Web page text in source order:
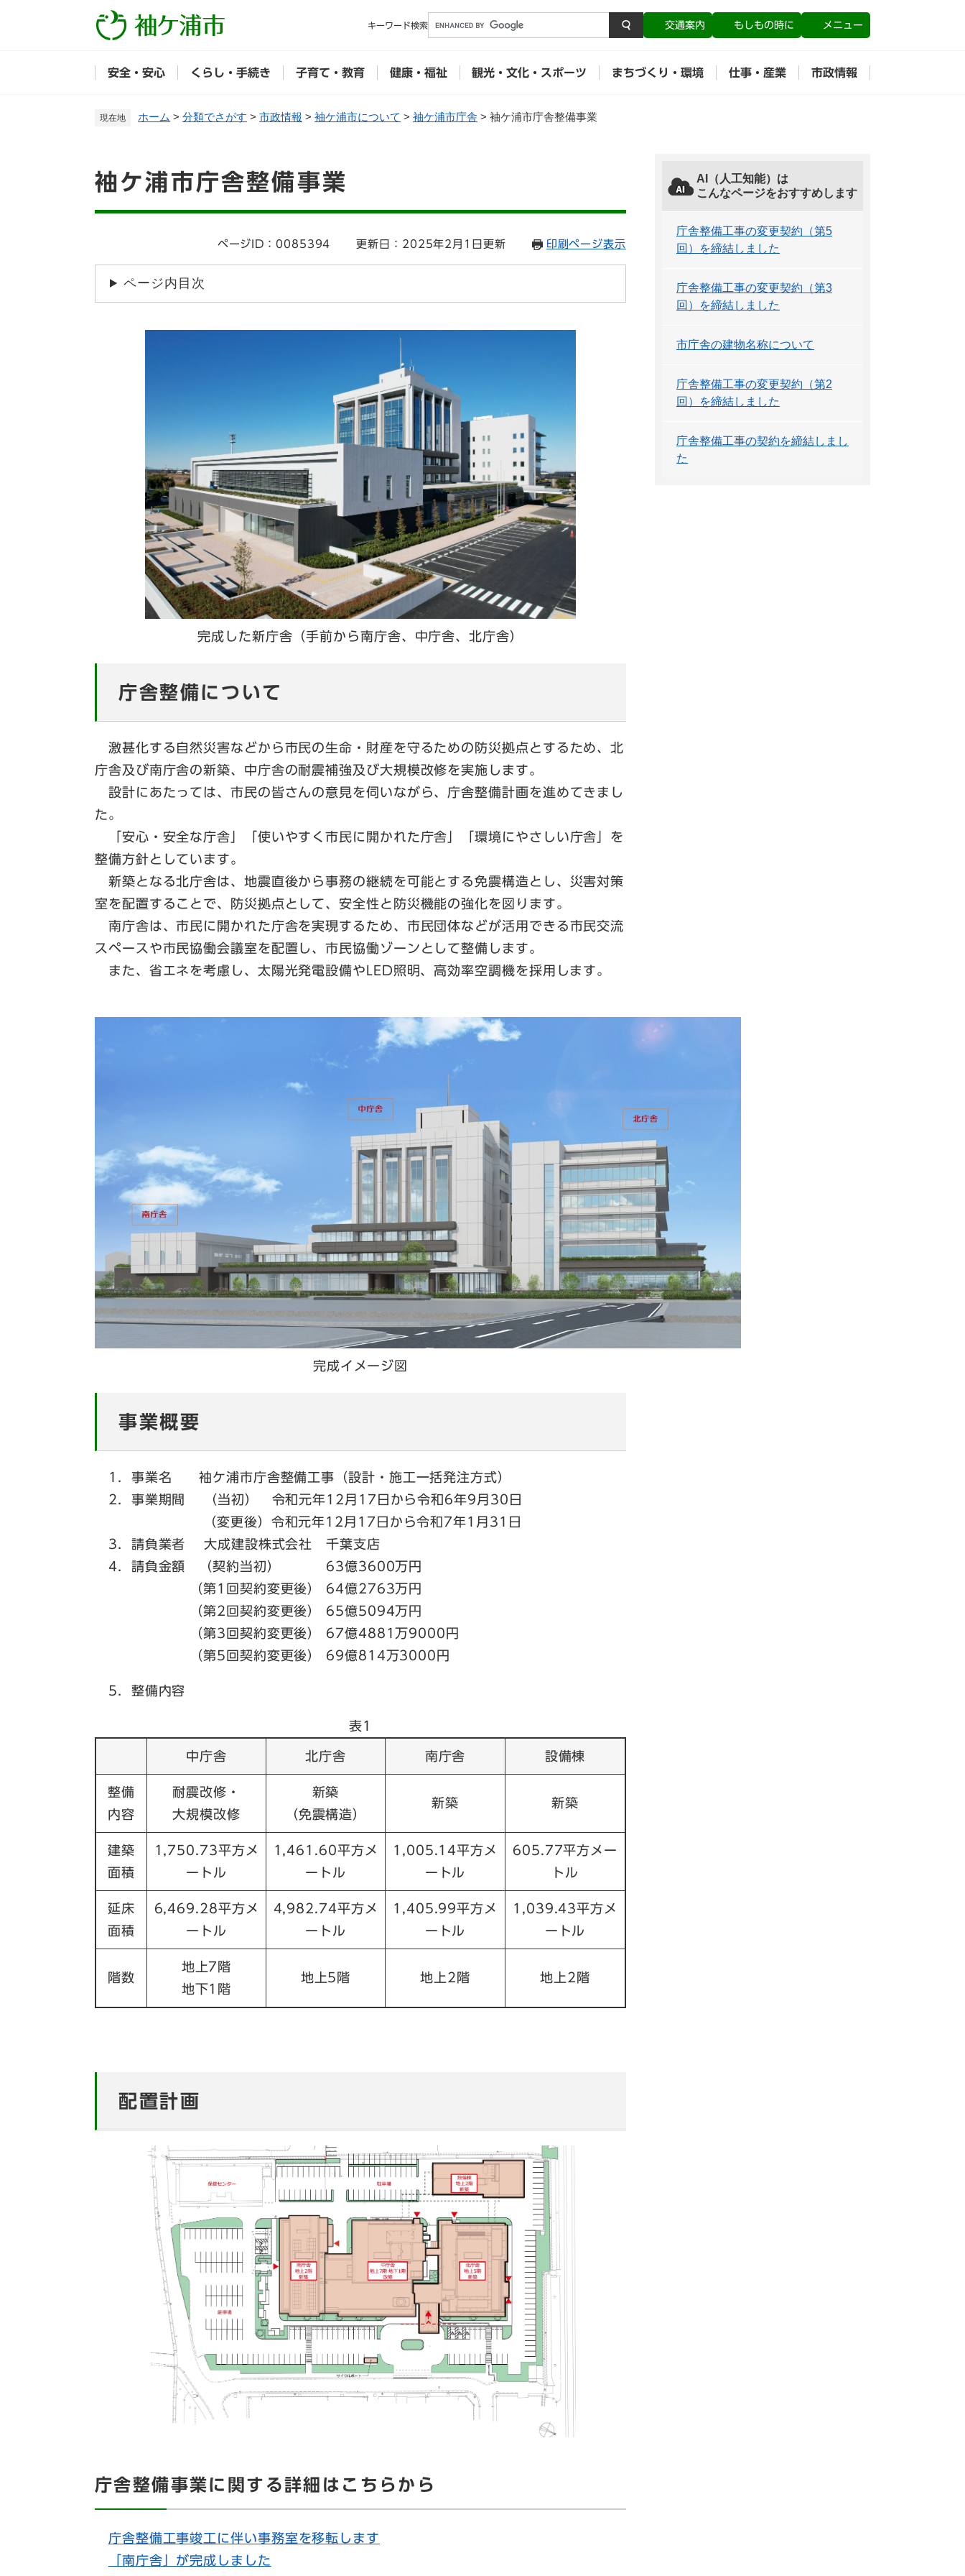
メニューを飛ばして本文へ
キーワード検索 交通案内 もしもの時に メニュー
安全・安心 くらし・手続き 子育て・教育 健康・福祉 観光・文化・スポーツ まちづくり・環境 仕事・産業 市政情報
現在地 ホーム > 分類でさがす > 市政情報 > 袖ケ浦市について > 袖ケ浦市庁舎 > 袖ケ浦市庁舎整備事業
文
袖ケ浦市庁舎整備事業
ページID：0085394 更新日：2025年2月1日更新 印刷ページ表示
ページ内目次
完成した新庁舎（手前から南庁舎、中庁舎、北庁舎）
庁舎整備について
激甚化する自然災害などから市民の生命・財産を守るための防災拠点とするため、北
庁舎及び南庁舎の新築、中庁舎の耐震補強及び大規模改修を実施します。
設計にあたっては、市民の皆さんの意見を伺いながら、庁舎整備計画を進めてきまし
た。
「安心・安全な庁舎」「使いやすく市民に開かれた庁舎」「環境にやさしい庁舎」を
整備方針としています。
新築となる北庁舎は、地震直後から事務の継続を可能とする免震構造とし、災害対策
室を配置することで、防災拠点として、安全性と防災機能の強化を図ります。
南庁舎は、市民に開かれた庁舎を実現するため、市民団体などが活用できる市民交流
スペースや市民協働会議室を配置し、市民協働ゾーンとして整備します。
また、省エネを考慮し、太陽光発電設備やLED照明、高効率空調機を採用します。
​完成イメージ図
事業概要
1．事業名 袖ケ浦市庁舎整備工事（設計・施工一括発注方式）
2．事業期間 （当初） 令和元年12月17日から令和6年9月30日
（変更後）令和元年12月17日から令和7年1月31日
3．請負業者 大成建設株式会社 千葉支店
4．請負金額 （契約当初） 63億3600万円
（第1回契約変更後） 64億2763万円
（第2回契約変更後） 65億5094万円
（第3回契約変更後） 67億4881万9000円
（第5回契約変更後） 69億814万3000円
5．整備内容
表1
中庁舎 北庁舎 南庁舎 設備棟
整備
内容
耐震改修・
大規模改修
新築
（免震構造）
新築 新築
建築
面積
1,750.73平方メ
ートル
1,461.60平方メ
ートル
1,005.14平方メ
ートル
605.77平方メー
トル
延床
面積
6,469.28平方メ
ートル
4,982.74平方メ
ートル
1,405.99平方メ
ートル
1,039.43平方メ
ートル
階数
地上7階
地下1階
地上5階 地上2階 地上2階
配置計画
庁舎整備事業に関する詳細はこちらから
庁舎整備工事竣工に伴い事務室を移転します
「南庁舎」が完成しました
AI（人工知能）は
こんなページをおすすめします
庁舎整備工事の変更契約（第5
回）を締結しました
庁舎整備工事の変更契約（第3
回）を締結しました
市庁舎の建物名称について
庁舎整備工事の変更契約（第2
回）を締結しました
庁舎整備工事の契約を締結しまし
た